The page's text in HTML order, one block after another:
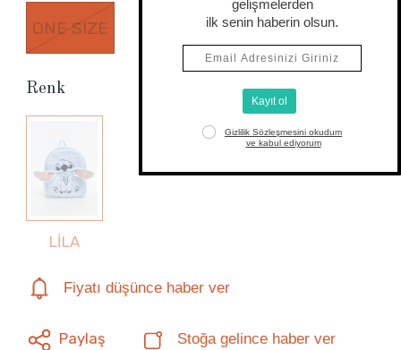
ONE SIZE
Renk
LİLA
Fiyatı düşünce haber ver
Paylaş Stoğa gelince haber ver